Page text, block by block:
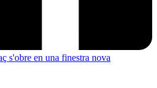
s'obre en una finestra nova